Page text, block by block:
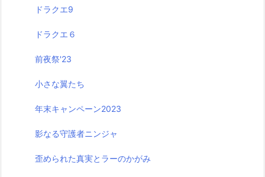
ドラクエ9
ドラクエ６
前夜祭'23
小さな翼たち
年末キャンペーン2023
影なる守護者ニンジャ
歪められた真実とラーのかがみ